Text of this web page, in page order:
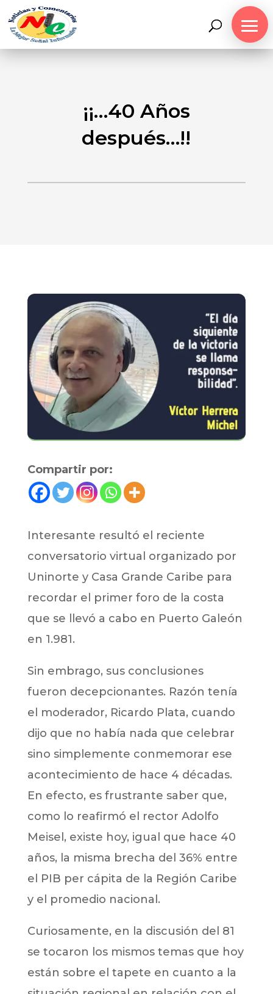
¡¡…40 Años
después…!!
Compartir por:
Interesante resultó el reciente
conversatorio virtual organizado por
Uninorte y Casa Grande Caribe para
recordar el primer foro de la costa
que se llevó a cabo en Puerto Galeón
en 1.981.
Sin embrago, sus conclusiones
fueron decepcionantes. Razón tenía
el moderador, Ricardo Plata, cuando
dijo que no había nada que celebrar
sino simplemente conmemorar ese
acontecimiento de hace 4 décadas.
En efecto, es frustrante saber que,
como lo reafirmó el rector Adolfo
Meisel, existe hoy, igual que hace 40
años, la misma brecha del 36% entre
el PIB per cápita de la Región Caribe
y el promedio nacional.
Curiosamente, en la discusión del 81
se tocaron los mismos temas que hoy
están sobre el tapete en cuanto a la